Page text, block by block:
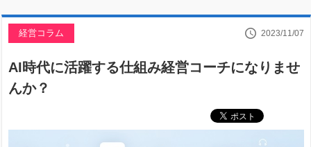
経営コラム 2023/11/07
AI時代に活躍する仕組み経営コーチになりませ
んか？